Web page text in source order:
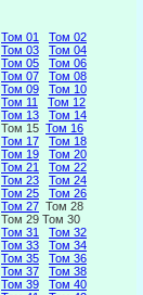
Том 01
Том 02
Том 03
Том 04
Том 05
Том 06
Том 07
Том 08
Том 09
Том 10
Том 11
Том 12
Том 13
Том 14
Том 15 Том 16
Том 17
Том 18
Том 19
Том 20
Том 21
Том 22
Том 23
Том 24
Том 25
Том 26
Том 27 Том 28
Том 29 Том 30
Том 31
Том 32
Том 33
Том 34
Том 35
Том 36
Том 37
Том 38
Том 39
Том 40